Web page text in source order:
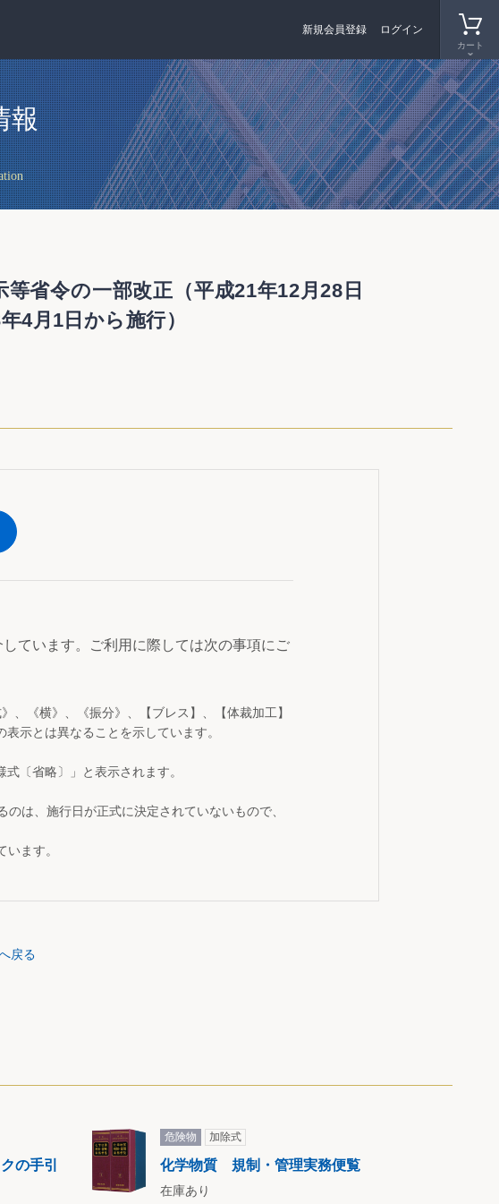
カート
新規会員登録 ログイン
報
省令の一部改正（平成21年12月28日
4月1日から施行）
ています。ご利用に際しては次の事項にご
、《横》、《振分》、【ブレス】、【体裁加工】
示とは異なることを示しています。
〔省略〕」と表示されます。
は、施行日が正式に決定されていないもので、
ます。
戻る
の手引
危険物 加除式
化学物質 規制・管理実務便覧
在庫あり